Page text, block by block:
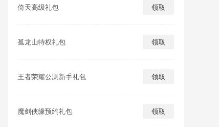
倚天高级礼包 领取
孤龙山特权礼包 领取
王者荣耀公测新手礼包 领取
魔剑侠缘预约礼包 领取